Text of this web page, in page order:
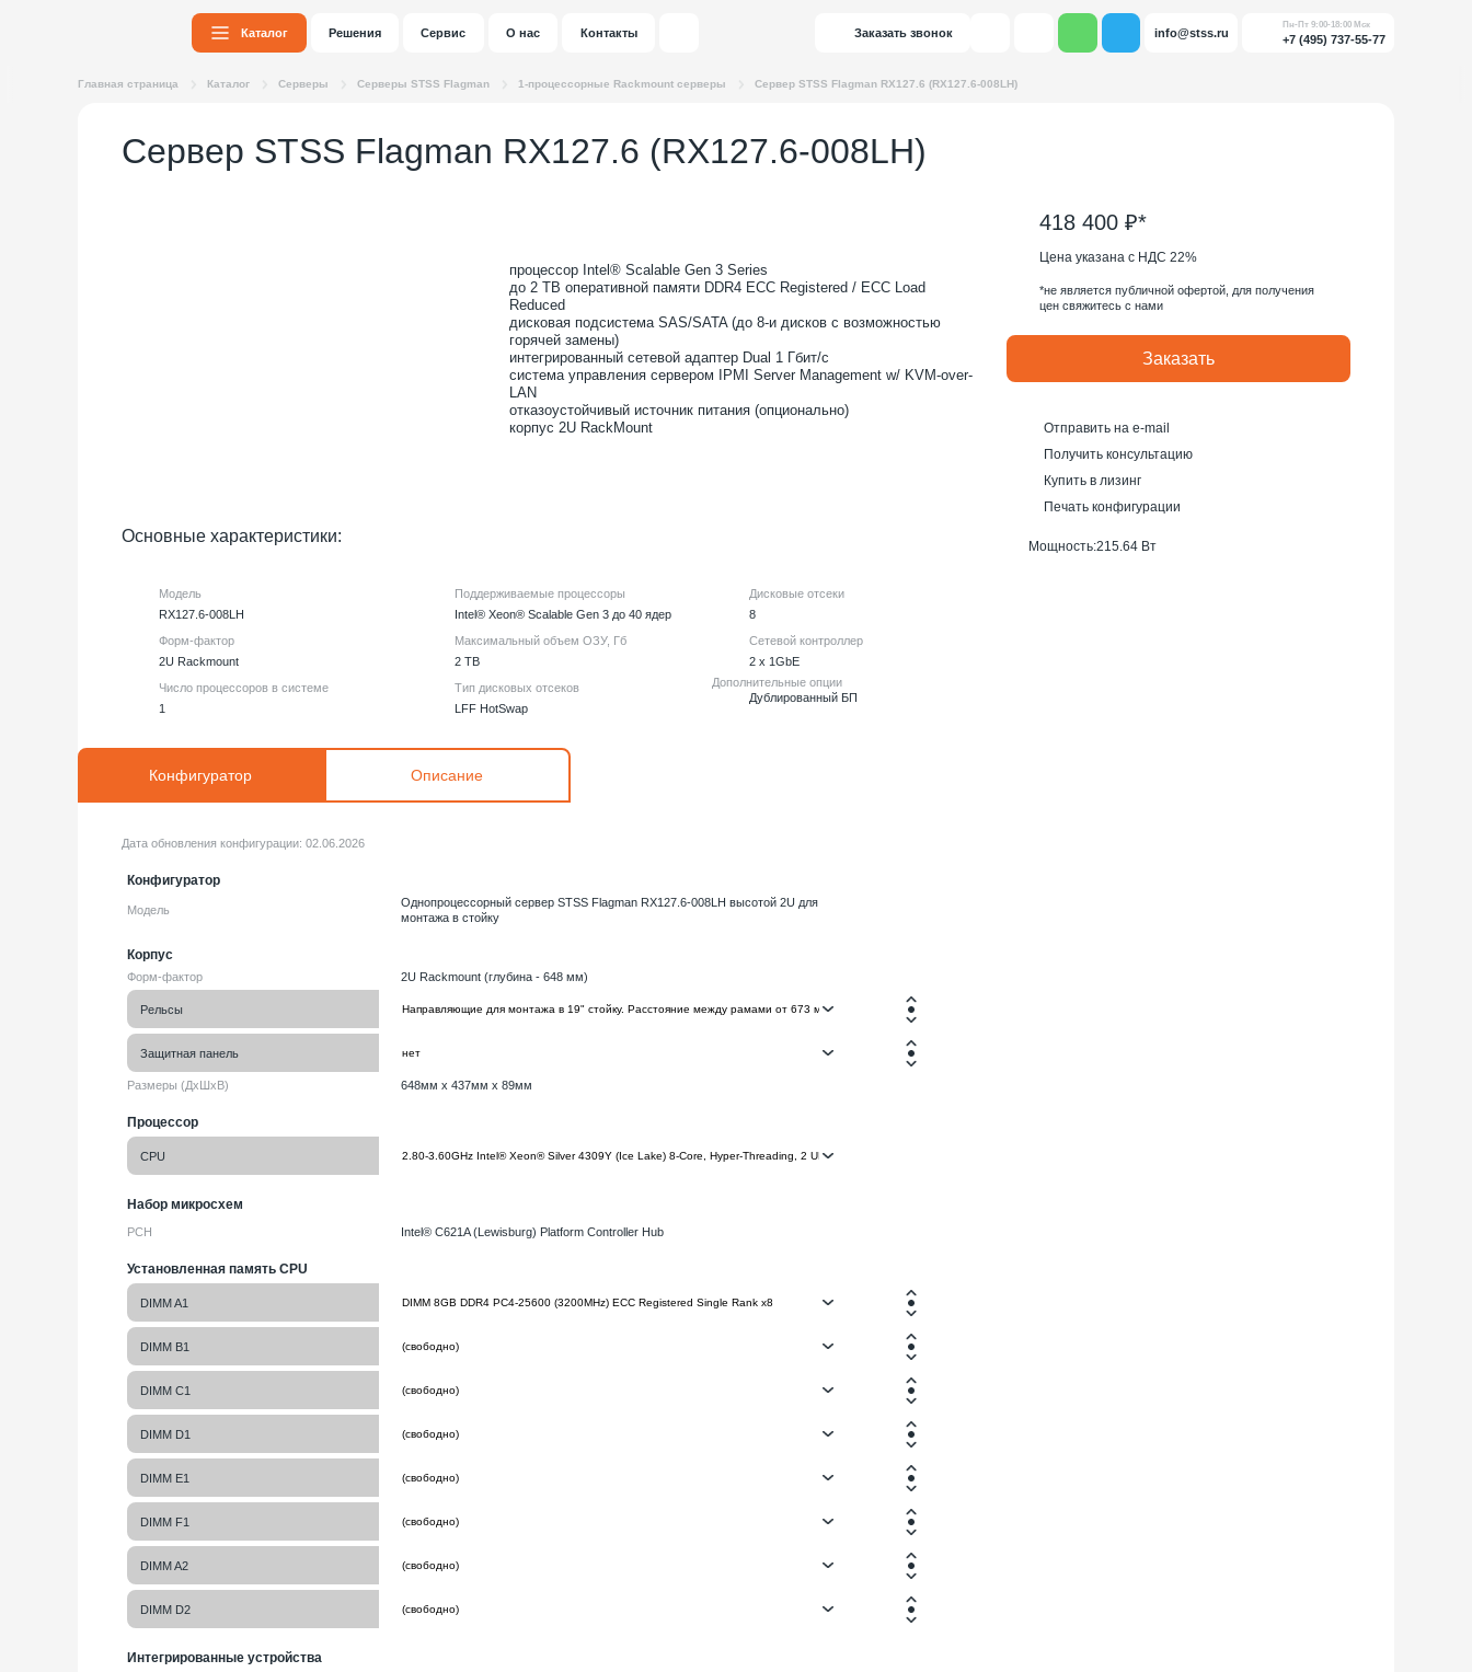
Каталог Решения Сервис О нас Контакты Заказать звонок info@stss.ru
Пн-Пт 9:00-18:00 Мск
+7 (495) 737-55-77
Главная страница Каталог Серверы Серверы STSS Flagman 1-процессорные Rackmount серверы Сервер STSS Flagman RX127.6 (RX127.6-008LH)
Сервер STSS Flagman RX127.6 (RX127.6-008LH)
процессор Intel® Scalable Gen 3 Series
до 2 TB оперативной памяти DDR4 ECC Registered / ECC Load
Reduced
дисковая подсистема SAS/SATA (до 8-и дисков с возможностью
горячей замены)
интегрированный сетевой адаптер Dual 1 Гбит/с
система управления сервером IPMI Server Management w/ KVM-over-
LAN
отказоустойчивый источник питания (опционально)
корпус 2U RackMount
Конфигуратор Описание
Дата обновления конфигурации:02.06.2026
Конфигуратор
Модель
Однопроцессорный сервер STSS Flagman RX127.6-008LH высотой 2U для
монтажа в стойку
Корпус
Форм-фактор 2U Rackmount (глубина - 648 мм)
Рельсы
Защитная панель
Размеры (ДхШхВ) 648мм х 437мм х 89мм
Процессор
CPU
Набор микросхем
PCH Intel® C621A (Lewisburg) Platform Controller Hub
Установленная память CPU
DIMM A1
DIMM B1
DIMM C1
DIMM D1
DIMM E1
DIMM F1
DIMM A2
DIMM D2
Интегрированные устройства
Основные характеристики:
Модель
RX127.6-008LH
Форм-фактор
2U Rackmount
Число процессоров в системе
1
Поддерживаемые процессоры
Intel® Xeon® Scalable Gen 3 до 40 ядер
Максимальный объем ОЗУ, Гб
2 TB
Тип дисковых отсеков
LFF HotSwap
Дисковые отсеки
8
Сетевой контроллер
2 x 1GbE
Дополнительные опции
Дублированный БП
418 400 ₽*
Цена указана с НДС 22%
*не является публичной офертой, для получения
цен свяжитесь с нами
Заказать
Отправить на e-mail
Получить консультацию
Купить в лизинг
Печать конфигурации
Мощность:215.64 Вт